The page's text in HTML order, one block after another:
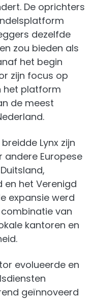
De oprichters
dezelfde
zou bieden als
het begin
zijn focus op
het platform
de meest
Lynx zijn
Europese
en het Verenigd
expansie werd
van
kantoren en
evolueerde en
geïnnoveerd